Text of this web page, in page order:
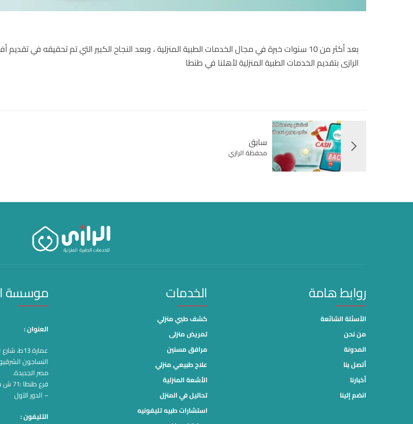
بعد أكثر من 10 سنوات خبرة في مجال الخدمات الطبية المنزلية ، وبعد النجاح الكبير التي تم تحقيقه
الرازى بتقديم الخدمات الطبية المنزلية لأهلنا في طنطا
سابق
محفظة الرازي
روابط هامة
الأسئلة الشائعة
من نحن
المدونة
أتصل بنا
أخبارنا
انضم إلينا
الخدمات
كشف طبي منزلي
تمريض منزلى
مرافق مسنين
علاج طبيعي منزلي
الأشعة المنزلية
تحاليل في المنزل
استشارات طبيه تليفونيه
موسسة
العنوان :
عمارة
النساجون
مصر الجديدة.
فرع
– الدور الآول
التليفون :